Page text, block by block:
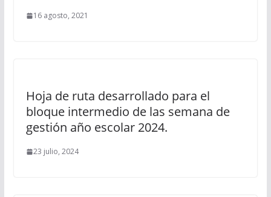
16 agosto, 2021
Hoja de ruta desarrollado para el
bloque intermedio de las semana de
gestión año escolar 2024.
23 julio, 2024